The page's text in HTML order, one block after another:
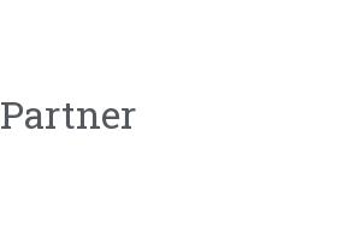
Partner